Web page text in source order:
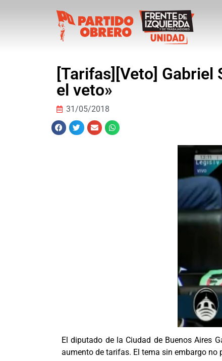
[Tarifas][Veto] Gabriel
el veto»
31/05/2018
El diputado de la Ciudad de Buenos Aires
aumento de tarifas. El tema sin embargo